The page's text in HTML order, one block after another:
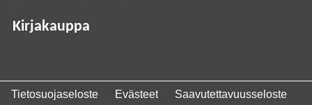
Kirjakauppa
Tietosuojaseloste Evästeet Saavutettavuusseloste